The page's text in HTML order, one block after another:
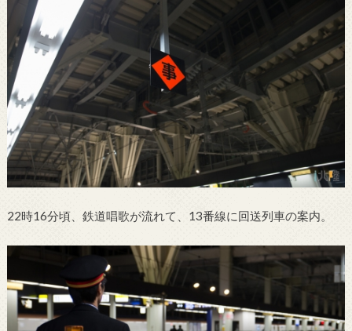
22時16分頃、鉄道唱歌が流れて、13番線に回送列車の案内。